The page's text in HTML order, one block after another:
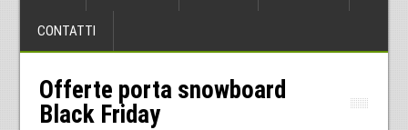
CONTATTI
Offerte porta snowboard
Black Friday